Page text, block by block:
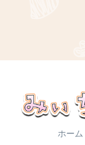
ホーム